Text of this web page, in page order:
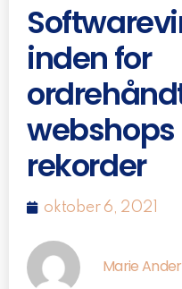
inden for
webshops
rekorder
oktober 6, 2021
Marie